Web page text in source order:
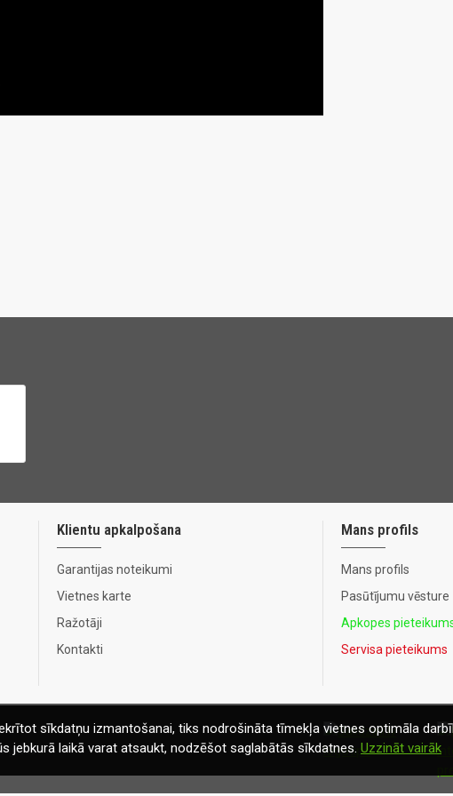
Klientu apkalpošana
Garantijas noteikumi
Vietnes karte
Ražotāji
Kontakti
Mans profils
Mans profils
Pasūtījumu vēsture
Apkopes
Servisa pieteikums
sīkdatņu izmantošanai, tiks nodrošināta tīmekļa vietnes optimāla
jebkurā laikā varat atsaukt, nodzēšot saglabātās sīkdatnes. Uzzināt vairāk